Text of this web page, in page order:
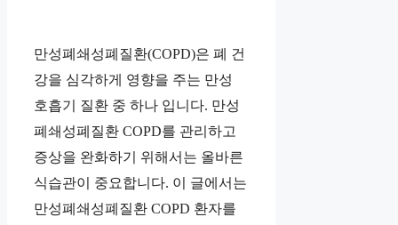
만성폐쇄성폐질환(COPD)은 폐 건
강을 심각하게 영향을 주는 만성
호흡기 질환 중 하나 입니다. 만성
폐쇄성폐질환 COPD를 관리하고
증상을 완화하기 위해서는 올바른
식습관이 중요합니다. 이 글에서는
만성폐쇄성폐질환 COPD 환자를